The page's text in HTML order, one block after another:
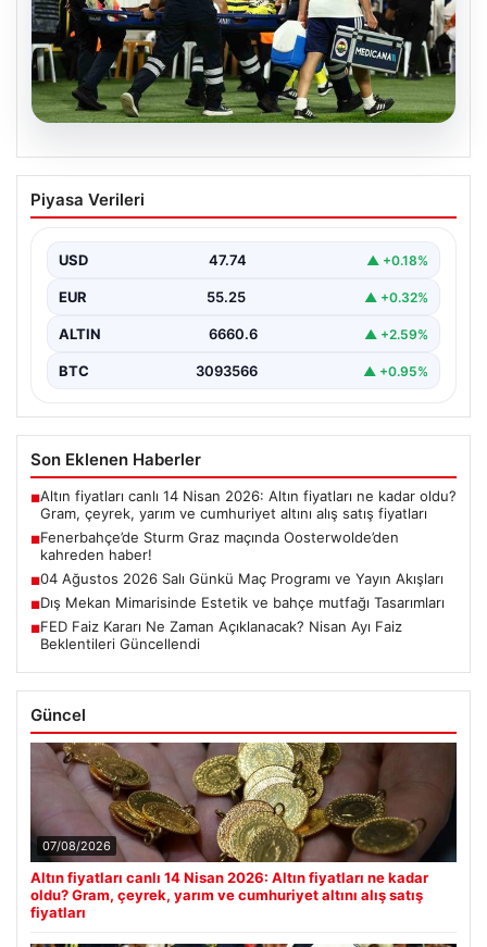
05.08.2026
Fenerbahçe’de Sturm Graz maçında
Oosterwolde’den kahreden haber!
Piyasa Verileri
USD 47.74 ▲ +0.18%
EUR 55.25 ▲ +0.32%
ALTIN 6660.6 ▲ +2.59%
BTC 3093566 ▲ +0.95%
Son Eklenen Haberler
■Altın fiyatları canlı 14 Nisan 2026: Altın fiyatları ne kadar oldu?
Gram, çeyrek, yarım ve cumhuriyet altını alış satış fiyatları
■Fenerbahçe’de Sturm Graz maçında Oosterwolde’den
kahreden haber!
■04 Ağustos 2026 Salı Günkü Maç Programı ve Yayın Akışları
■Dış Mekan Mimarisinde Estetik ve bahçe mutfağı Tasarımları
■FED Faiz Kararı Ne Zaman Açıklanacak? Nisan Ayı Faiz
Beklentileri Güncellendi
Güncel
07/08/2026
Altın fiyatları canlı 14 Nisan 2026: Altın fiyatları ne kadar
oldu? Gram, çeyrek, yarım ve cumhuriyet altını alış satış
fiyatları